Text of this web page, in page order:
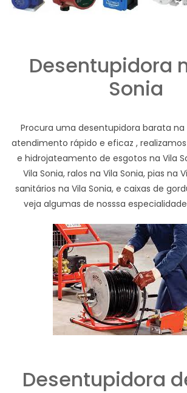
Desentupidora
Sonia
Procura uma desentupidora barata na
atendimento rápido e eficaz ,
e hidrojateamento de esgotos na Vila
Vila Sonia, ralos na Vila Sonia, pias na
sanitários na Vila Sonia, e caixas de
veja algumas de nosssa
Desentupidora